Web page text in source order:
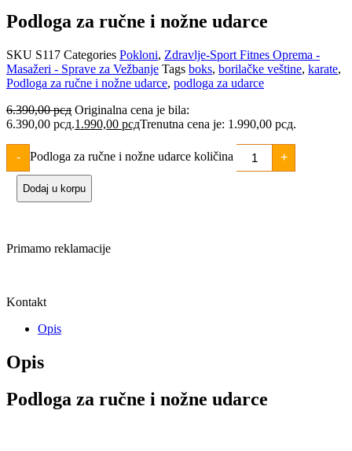
Podloga za ručne i nožne udarce
SKU S117 Categories Pokloni, Zdravlje-Sport Fitnes Oprema -
Masažeri - Sprave za Vežbanje Tags boks, borilačke veštine, karate,
Podloga za ručne i nožne udarce, podloga za udarce
6.390,00рсд Originalna cena je bila:
6.390,00 рсд.1.990,00 рсдTrenutna cena je: 1.990,00 рсд.
- Podloga za ručne i nožne udarce količina +
Dodaj u korpu
Primamo reklamacije
Kontakt
Opis
Opis
Podloga za ručne i nožne udarce